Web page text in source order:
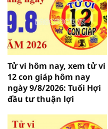
Tử vi hôm nay, xem tử vi
12 con giáp hôm nay
ngày 9/8/2026: Tuổi Hợi
đầu tư thuận lợi